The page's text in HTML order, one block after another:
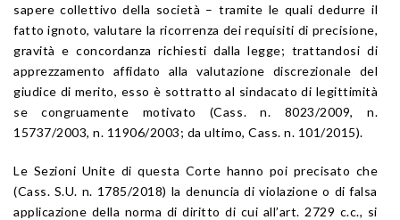
sapere collettivo della società – tramite le quali dedurre il
fatto ignoto, valutare la ricorrenza dei requisiti di precisione,
gravità e concordanza richiesti dalla legge; trattandosi di
apprezzamento affidato alla valutazione discrezionale del
giudice di merito, esso è sottratto al sindacato di legittimità
se congruamente motivato (Cass. n. 8023/2009, n.
15737/2003, n. 11906/2003; da ultimo, Cass. n. 101/2015).
Le Sezioni Unite di questa Corte hanno poi precisato che
(Cass. S.U. n. 1785/2018) la denuncia di violazione o di falsa
applicazione della norma di diritto di cui all’art. 2729 c.c., si